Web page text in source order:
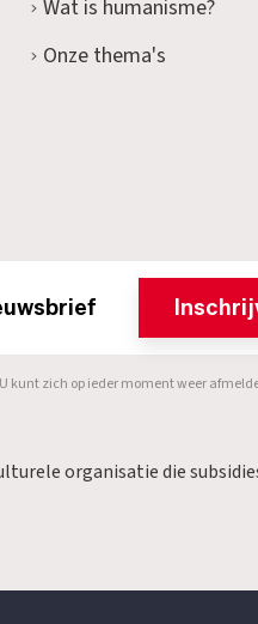
Wat is humanisme?
Onze thema's
kunt zich op ieder moment weer
organisatie die